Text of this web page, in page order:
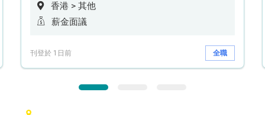
香港 > 其他
薪金面議
刊登於 1日前 全職